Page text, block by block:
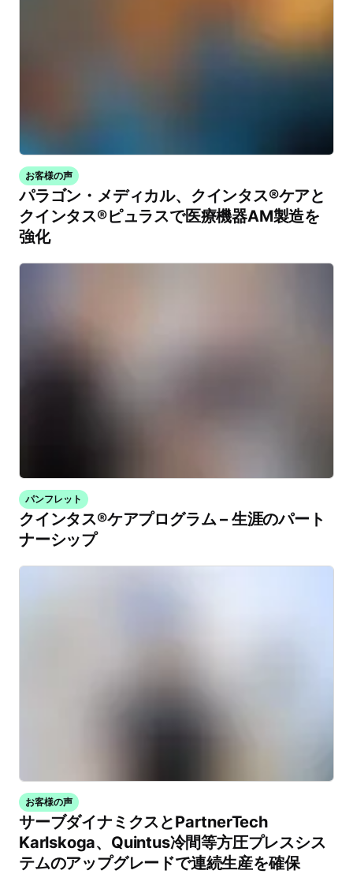
お客様の声
パラゴン・メディカル、クインタス®ケアと
クインタス®ピュラスで医療機器AM製造を
強化
パンフレット
クインタス®ケアプログラム – 生涯のパート
ナーシップ
お客様の声
サーブダイナミクスとPartnerTech
Karlskoga、Quintus冷間等方圧プレスシス
テムのアップグレードで連続生産を確保